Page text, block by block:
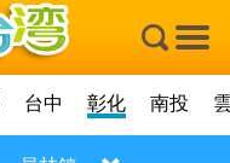
×
台中 彰化 南投